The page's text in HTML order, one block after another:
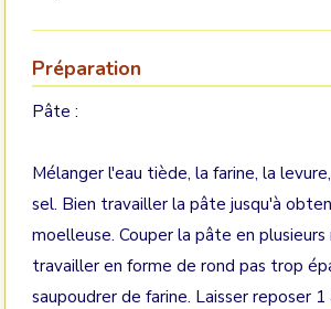
Préparation
Pâte :
Mélanger l'eau tiède, la farine, la
sel. Bien travailler la pâte jusqu'à
moelleuse. Couper la pâte en plusieurs
travailler en forme de rond pas trop
saupoudrer de farine. Laisser reposer 1